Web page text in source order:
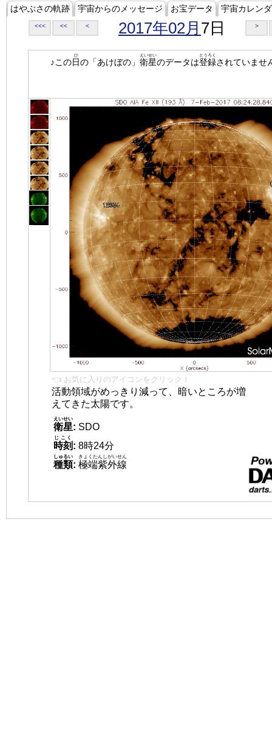
はやぶさの軌跡 宇宙からのメッセージ お宝データ 宇宙カレン
<<< << < 2017年02月 7日 >
♪この日
ひ
の「あけぼの」 衛星
えいせい
のデータは登録
とうろく
されていませ
👈 お気に入りのアイコンをクリック！
活動領域がめっきり減って、暗いところが増
えてきた太陽です。
衛星
えいせい
: SDO
時刻
じこく
: 8時24分
種類
しゅるい
: 極端紫外線
きょくたんしがいせん